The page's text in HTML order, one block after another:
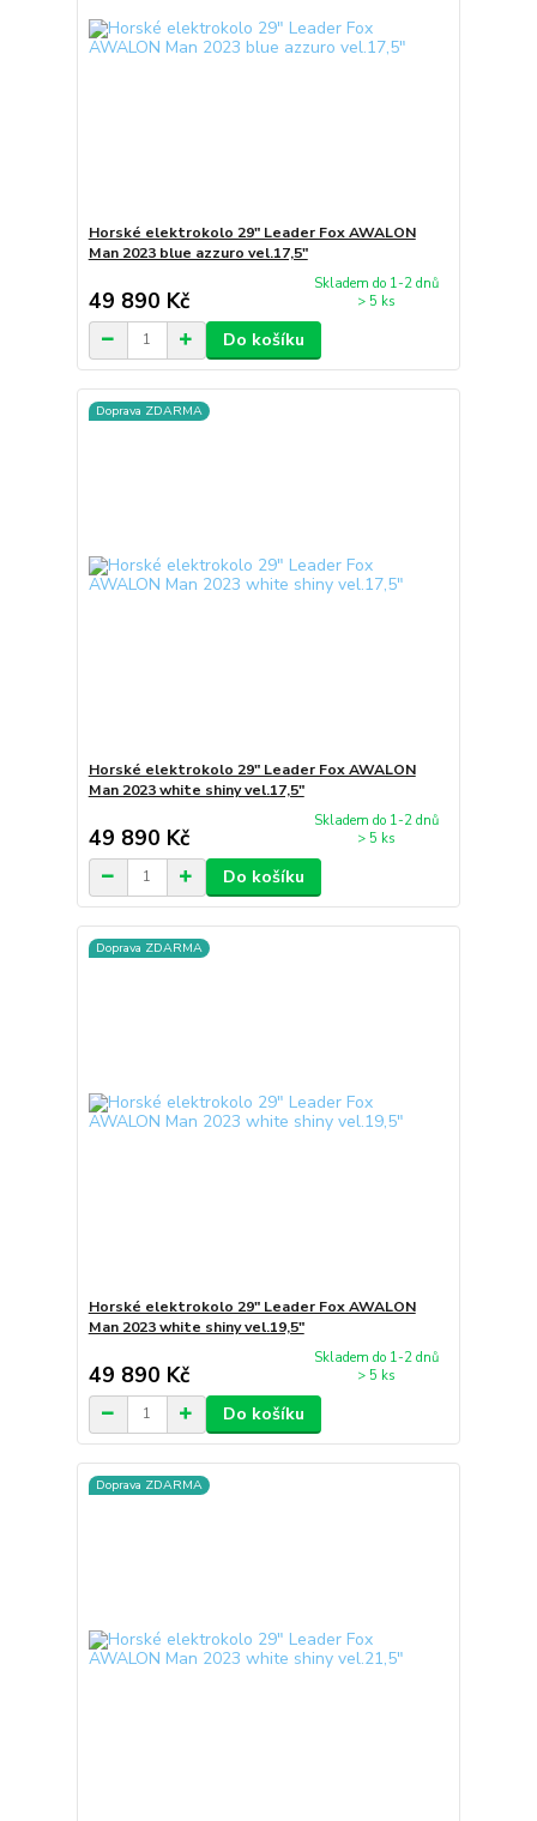
Horské elektrokolo 29" Leader Fox AWALON
Man 2023 blue azzuro vel.17,5"
49 890 Kč
Skladem do 1-2 dnů
> 5 ks
Do košíku
Doprava ZDARMA
Horské elektrokolo 29" Leader Fox AWALON
Man 2023 white shiny vel.17,5"
49 890 Kč
Skladem do 1-2 dnů
> 5 ks
Do košíku
Doprava ZDARMA
Horské elektrokolo 29" Leader Fox AWALON
Man 2023 white shiny vel.19,5"
49 890 Kč
Skladem do 1-2 dnů
> 5 ks
Do košíku
Doprava ZDARMA